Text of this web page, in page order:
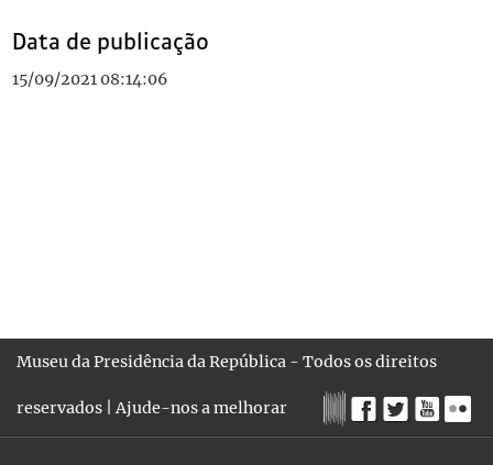
Data de publicação
15/09/2021 08:14:06
Museu da Presidência da República - Todos os direitos
reservados |Ajude-nos a melhorar